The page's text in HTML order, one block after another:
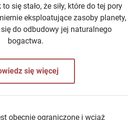
się stało, że siły, które do tej pory
eksploatujące zasoby planety,
do odbudowy jej naturalnego
bogactwa.
się więcej
obecnie ograniczone i wciąż